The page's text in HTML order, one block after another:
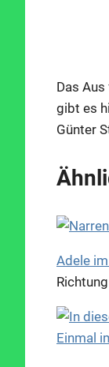
Das
gibt es
Günter
Adele